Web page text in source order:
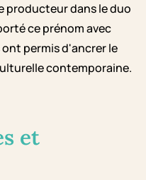
producteur dans le duo
ce prénom avec
permis d'ancrer le
contemporaine.
et